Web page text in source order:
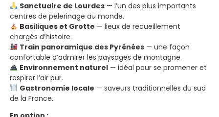
Sanctuaire de Lourdes— l’un des plus importants
centres de pèlerinage au monde.
Basiliques et Grotte — lieux de recueillement
chargés d’histoire.
Train panoramique des Pyrénées— une façon
confortable d’admirer les paysages de montagne.
Environnement naturel— idéal pour se promener et
respirer l’air pur.
Gastronomie locale — saveurs traditionnelles du sud
de la France.